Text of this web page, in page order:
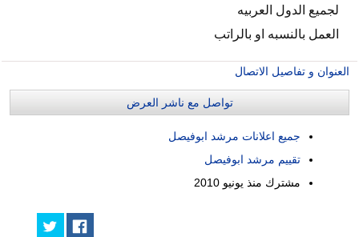
لجميع الدول العربيه
العمل بالنسبه او بالراتب
العنوان و تفاصيل الاتصال
تواصل مع ناشر العرض
جميع اعلانات مرشد ابوفيصل
تقييم مرشد ابوفيصل
مشترك منذ يونيو 2010